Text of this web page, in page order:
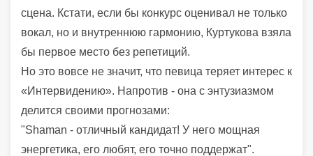
сцена. Кстати, если бы конкурс оценивал не только
вокал, но и внутреннюю гармонию, Куртукова взяла
бы первое место без репетиций.
Но это вовсе не значит, что певица теряет интерес к
«Интервидению». Напротив - она с энтузиазмом
делится своими прогнозами:
"Shaman - отличный кандидат! У него мощная
энергетика, его любят, его точно поддержат".